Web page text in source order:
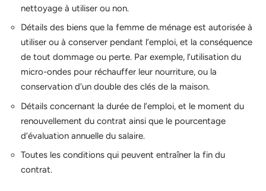
nettoyage à utiliser ou non.
Détails des biens que la femme de ménage est autorisée à
utiliser ou à conserver pendant l’emploi, et la conséquence
de tout dommage ou perte. Par exemple, l’utilisation du
micro-ondes pour réchauffer leur nourriture, ou la
conservation d’un double des clés de la maison.
Détails concernant la durée de l’emploi, et le moment du
renouvellement du contrat ainsi que le pourcentage
d’évaluation annuelle du salaire.
Toutes les conditions qui peuvent entraîner la fin du
contrat.